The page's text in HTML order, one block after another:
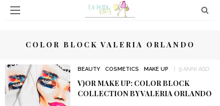
COLOR BLOCK VALERIA ORLANDO
BEAUTY COSMETICS MAKE UP 9 ANNI AGO
V)OR MAKE UP: COLOR BLOCK
COLLECTION BY VALERIA ORLANDO